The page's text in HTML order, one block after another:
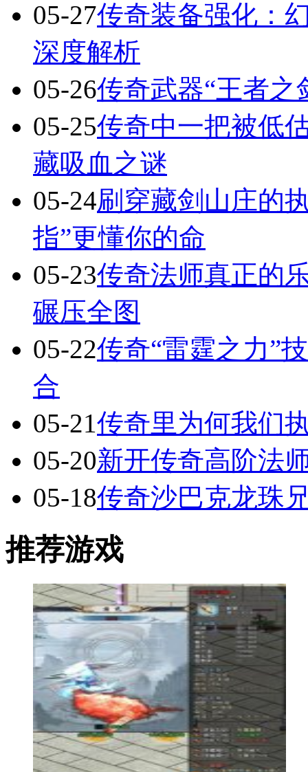
05-27传奇装备强化：
深度解析
05-26传奇武器“王者之
05-25传奇中一把被低
藏吸血之谜
05-24刷穿藏剑山庄的
指”更懂你的命
05-23传奇法师真正的
碾压全图
05-22传奇“雷霆之力”
合
05-21传奇里为何我们
05-20新开传奇高阶法
05-18传奇沙巴克龙珠
推荐游戏